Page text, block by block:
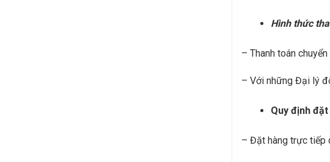
Hình thức
– Thanh toán
– Với những Đại lý
Quy định
– Đặt hàng trực tiếp